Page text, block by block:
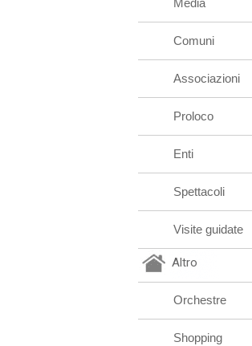
Media
Comuni
Associazioni
Proloco
Enti
Spettacoli
Visite guidate
Altro
Orchestre
Shopping